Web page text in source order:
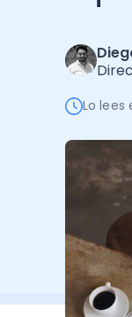
Software
AutoresLo lees